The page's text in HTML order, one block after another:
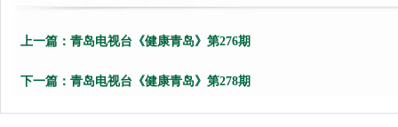
上一篇： 青岛电视台《健康青岛》第276期
下一篇： 青岛电视台《健康青岛》第278期